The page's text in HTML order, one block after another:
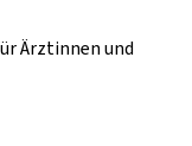
Ärztinnen und